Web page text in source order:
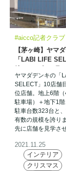
#aicco記者クラブ
【茅ヶ崎】ヤマ
「LABI LIFE
崎」2021年11月
グランドオープ
ヤマダデンキの「
SELECT」10店舗
位店舗。地上6階
駐車場）＋地下1階
駐車台数323台と
有数の規模を誇り
先に店舗を見学さ
2021.11.25
インテリア
クリスマス